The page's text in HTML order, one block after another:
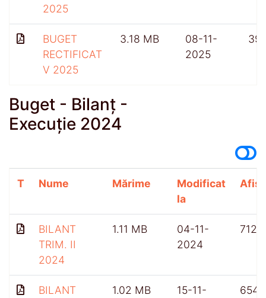
2025
BUGET
RECTIFICAT
V 2025
3.18 MB
08-11-
2025
Buget - Bilanț -
Execuție 2024
T Nume Mărime
Modificat
la
BILANT
TRIM. II
2024
1.11 MB
04-11-
2024
712
BILANT
1.02 MB
15-11-
654